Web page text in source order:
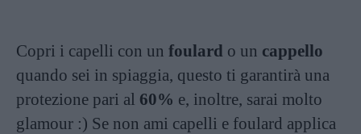
Copri i capelli con un foulard o un cappello
quando sei in spiaggia, questo ti garantirà una
protezione pari al 60% e, inoltre, sarai molto
glamour :) Se non ami capelli e foulard applica